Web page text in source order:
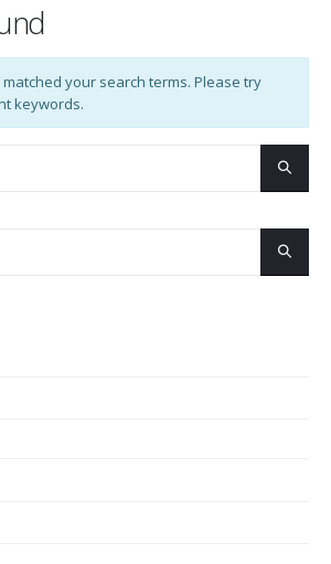
your search terms. Please try
keywords.